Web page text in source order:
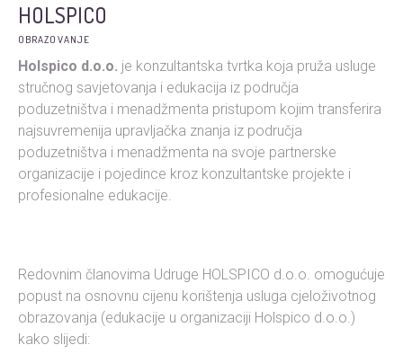
HOLSPICO
OBRAZOVANJE
Holspico d.o.o. je konzultantska tvrtka koja pruža usluge
stručnog savjetovanja i edukacija iz područja
poduzetništva i menadžmenta pristupom kojim transferira
najsuvremenija upravljačka znanja iz područja
poduzetništva i menadžmenta na svoje partnerske
organizacije i pojedince kroz konzultantske projekte i
profesionalne edukacije.
Redovnim članovima Udruge HOLSPICO d.o.o. omogućuje
popust na osnovnu cijenu korištenja usluga cjeloživotnog
obrazovanja (edukacije u organizaciji Holspico d.o.o.)
kako slijedi: